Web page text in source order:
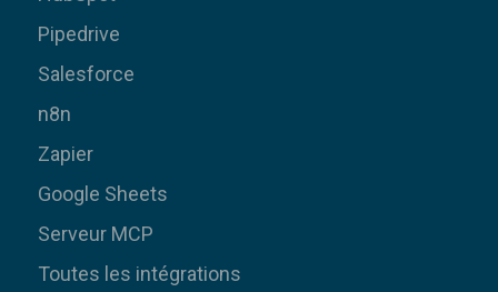
Pipedrive
Salesforce
n8n
Zapier
Google Sheets
Serveur MCP
Toutes les intégrations